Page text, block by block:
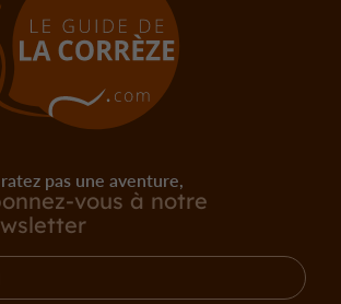
pas une aventure,
vous à notre